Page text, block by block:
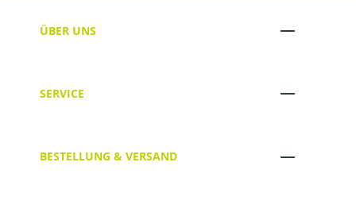
ÜBER UNS
SERVICE
BESTELLUNG & VERSAND